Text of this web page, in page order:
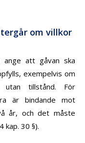
om villkor
ange att gåvan ska
exempelvis om
utan tillstånd. För
är bindande mot
år, och det måste
kap. 30 §).